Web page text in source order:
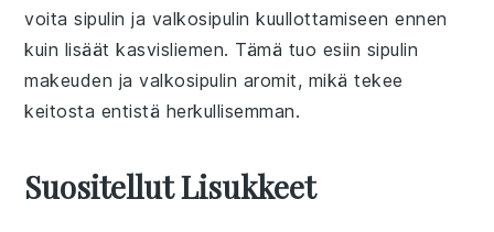
voita sipulin ja valkosipulin kuullottamiseen ennen
kuin lisäätkasvisliemen. Tämä tuo esiin sipulin
makeuden ja valkosipulin aromit, mikä tekee
keitosta entistä herkullisemman.
Suositellut Lisukkeet